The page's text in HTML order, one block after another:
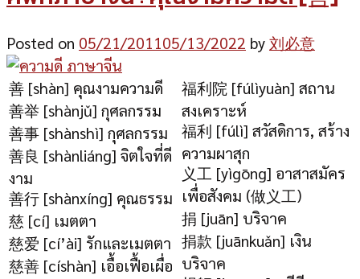
Posted on 05/21/2011 05/13/2022 by 刘必意
善 [shàn] คุณงามความดี
善举 [shànjǔ] กุศลกรรม
善事 [shànshì] กุศลกรรม
善良 [shànliáng] จิตใจที่ดี
งาม
善行 [shànxíng] คุณธรรม
慈 [cí] เมตตา
慈爱 [cí’ài] รักและเมตตา
慈善 [císhàn] เอื้อเฟื้อเผื่อ
福利院 [fúlìyuàn] สถาน
สงเคราะห์
福利 [fúlì] สวัสดิการ, สร้าง
ความผาสุก
义工 [yìgōng] อาสาสมัคร
เพื่อสังคม (做义工)
捐 [juān] บริจาค
捐款 [juānkuǎn] เงิน
บริจาค